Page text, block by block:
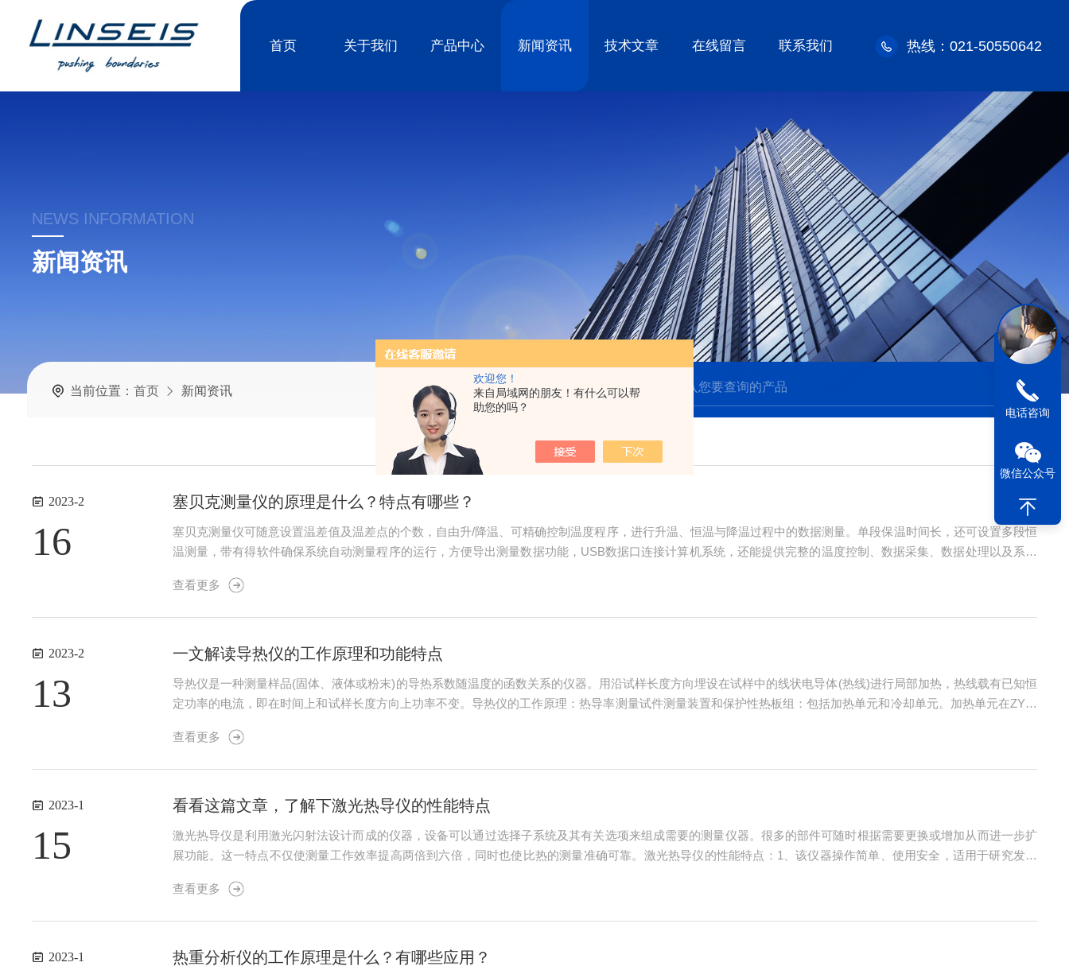
欢迎您！
来自局域网的朋友！有什么可以帮
助您的吗？
首页 关于我们 产品中心 新闻资讯 技术文章 在线留言 联系我们 热线：021-50550642
NEWS INFORMATION
新闻资讯
当前位置： 首页 新闻资讯
2023-2
16
塞贝克测量仪的原理是什么？特点有哪些？
塞贝克测量仪可随意设置温差值及温差点的个数，自由升/降温、可精确控制温度程序，进行升温、恒温与降温过程中的数据测量。单段保温时间长，还可设置多段恒
温测量，带有得软件确保系统自动测量程序的运行，方便导出测量数据功能，USB数据口连接计算机系统，还能提供完整的温度控制、数据采集、数据处理以及系统
适配器可以测量线状和薄片状样品。4、...
查看更多
2023-2
13
一文解读导热仪的工作原理和功能特点
导热仪是一种测量样品(固体、液体或粉末)的导热系数随温度的函数关系的仪器。用沿试样长度方向埋设在试样中的线状电导体(热线)进行局部加热，热线载有已知恒
定功率的电流，即在时间上和试样长度方向上功率不变。导热仪的工作原理：热导率测量试件测量装置和保护性热板组：包括加热单元和冷却单元。加热单元在ZY分
度，移动冷板的空间为设置为将测试件垂直放...
查看更多
2023-1
15
看看这篇文章，了解下激光热导仪的性能特点
激光热导仪是利用激光闪射法设计而成的仪器，设备可以通过选择子系统及其有关选项来组成需要的测量仪器。很多的部件可随时根据需要更换或增加从而进一步扩
展功能。这一特点不仅使测量工作效率提高两倍到六倍，同时也使比热的测量准确可靠。激光热导仪的性能特点：1、该仪器操作简单、使用安全，适用于研究发展
光热导仪直接测量材料的热扩散系数,在炉体控制的...
查看更多
2023-1 热重分析仪的工作原理是什么？有哪些应用？
电话咨询
微信公众号